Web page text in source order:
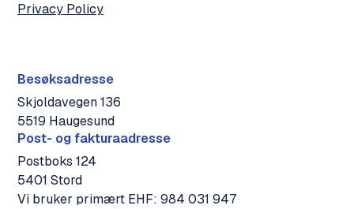
Privacy Policy
Besøksadresse
Skjoldavegen 136
5519 Haugesund
Post- og fakturaadresse
Postboks 124
5401 Stord
Vi bruker primært EHF: 984 031 947